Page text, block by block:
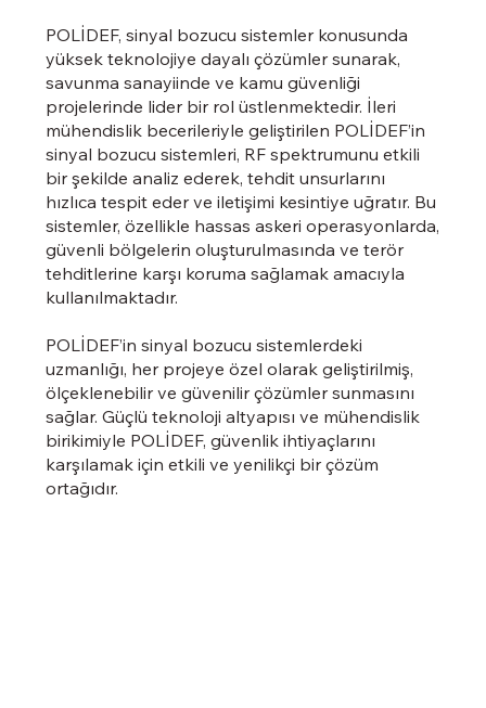
POLİDEF, sinyal bozucu sistemler konusunda
yüksek teknolojiye dayalı çözümler sunarak,
savunma sanayiinde ve kamu güvenliği
projelerinde lider bir rol üstlenmektedir. İleri
mühendislik becerileriyle geliştirilen POLİDEF’in
sinyal bozucu sistemleri, RF spektrumunu etkili
bir şekilde analiz ederek, tehdit unsurlarını
hızlıca tespit eder ve iletişimi kesintiye uğratır. Bu
sistemler, özellikle hassas askeri operasyonlarda,
güvenli bölgelerin oluşturulmasında ve terör
tehditlerine karşı koruma sağlamak amacıyla
kullanılmaktadır.
POLİDEF’in sinyal bozucu sistemlerdeki
uzmanlığı, her projeye özel olarak geliştirilmiş,
ölçeklenebilir ve güvenilir çözümler sunmasını
sağlar. Güçlü teknoloji altyapısı ve mühendislik
birikimiyle POLİDEF, güvenlik ihtiyaçlarını
karşılamak için etkili ve yenilikçi bir çözüm
ortağıdır.